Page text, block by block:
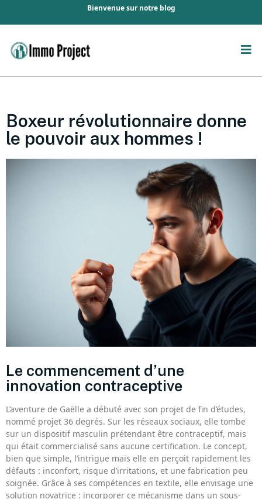
Bienvenue sur notre blog
Boxeur révolutionnaire donne
le pouvoir aux hommes !
Le commencement d’une
innovation contraceptive
L’aventure de Gaëlle a débuté avec son projet de fin d’études,
nommé projet 36 degrés. Sur les réseaux sociaux, elle tombe
sur un dispositif masculin prétendant être contraceptif, mais
qui était commercialisé sans aucune certification. Le concept,
bien que simple, l’intrigue mais elle en perçoit rapidement les
défauts : inconfort, risque d’irritations, et une fabrication peu
soignée. Grâce à ses compétences en textile, elle envisage une
solution novatrice : incorporer ce mécanisme dans un sous-